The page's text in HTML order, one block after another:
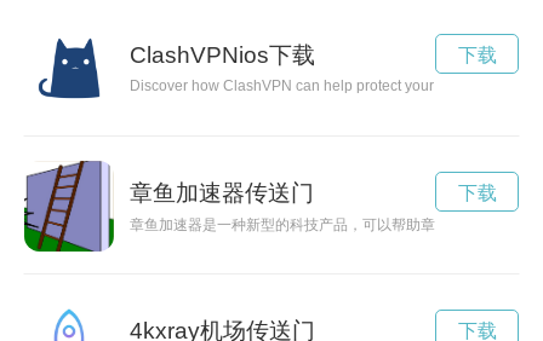
ClashVPNios下载
Discover how ClashVPN can help protect your online data
下载
章鱼加速器传送门
章鱼加速器是一种新型的科技产品，可以帮助章鱼在水中更快
下载
4kxray机场传送门 下载